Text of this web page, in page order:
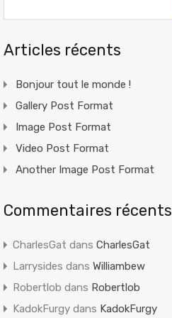
Articles récents
Bonjour tout le monde !
Gallery Post Format
Image Post Format
Video Post Format
Another Image Post Format
Commentaires récents
CharlesGat dans CharlesGat
Larrysides dans Williambew
Robertlob dans Robertlob
KadokFurgydans KadokFurgy